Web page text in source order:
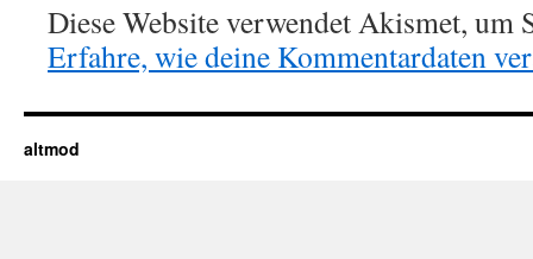
Diese Website verwendet Akismet, um
Erfahre, wie deine Kommentardaten
altmod